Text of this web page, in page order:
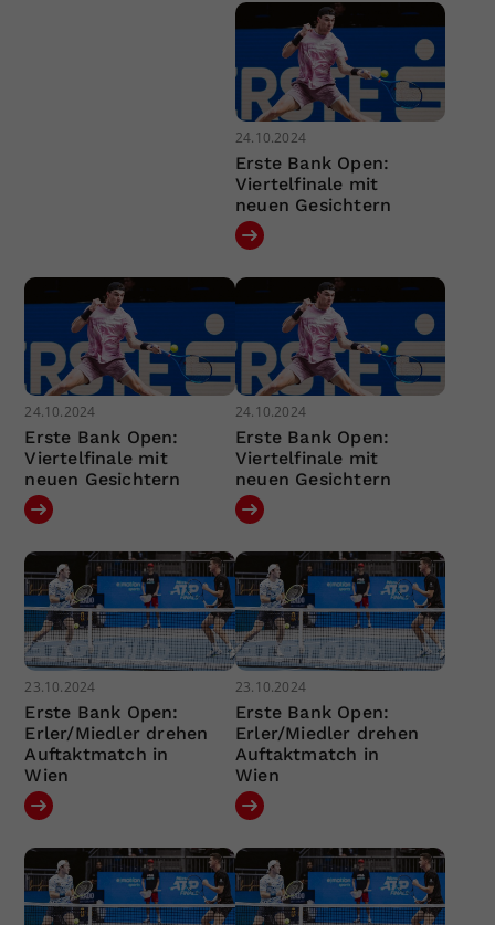
24.10.2024
Erste Bank Open:
Viertelfinale mit
neuen Gesichtern
24.10.2024
Erste Bank Open:
Viertelfinale mit
neuen Gesichtern
24.10.2024
Erste Bank Open:
Viertelfinale mit
neuen Gesichtern
23.10.2024
Erste Bank Open:
Erler/Miedler drehen
Auftaktmatch in
Wien
23.10.2024
Erste Bank Open:
Erler/Miedler drehen
Auftaktmatch in
Wien